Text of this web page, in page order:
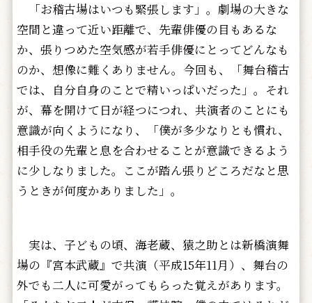
「お稽古場はいつも緊張します」。劇場の大きな
空間と違って近い距離で、先輩俳優の目もあるな
か、張りつめた空気感が若手俳優にとってどんなも
のか、想像に難くありません。今回も、「舞台稽古
では、自分自身のことで精いっぱいだった」。それ
が、幕を開けて日が経つにつれ、共演者のことにも
意識が向くようになり、「僕が多少なりとも慣れ、
相手役の先輩と息を合わせることが意識できるよう
に少しなりました。ここが踏ん張りどころだなと思
うときが何度かありました」。
実は、子どもの頃、海老蔵、猿之助とは新橋演舞
場の『宮本武蔵』で共演（平成15年11月）、舞台の
外でも二人に可愛がってもらった覚えがあります。